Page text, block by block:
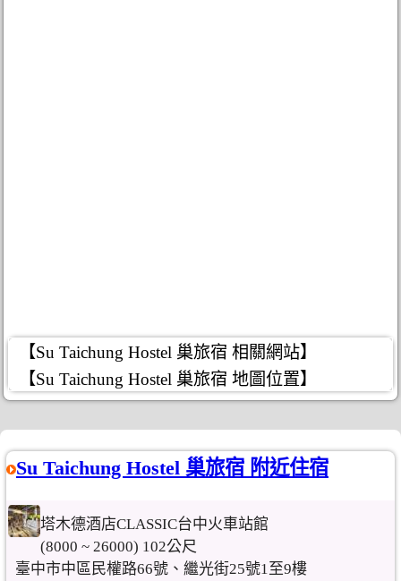
【Su Taichung Hostel 巢旅宿 相關網站】
【Su Taichung Hostel 巢旅宿 地圖位置】
Su Taichung Hostel 巢旅宿 附近住宿
塔木德酒店CLASSIC台中火車站館
(8000 ~ 26000) 102公尺
臺中市中區民權路66號、繼光街25號1至9樓